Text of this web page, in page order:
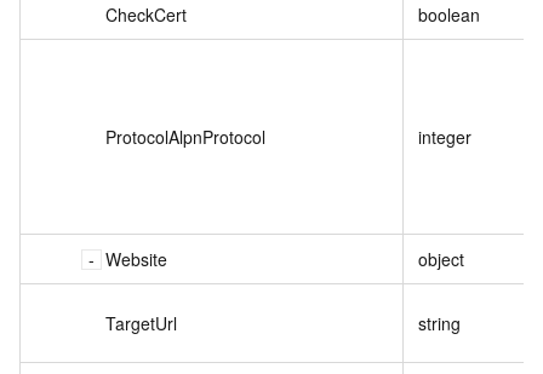
CheckCert boolean
ProtocolAlpnProtocol integer
Website object
TargetUrl string